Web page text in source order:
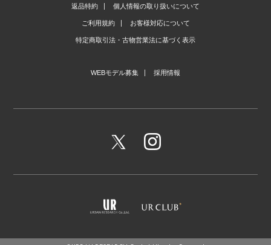
返品特約 個人情報の取り扱いについて
ご利用規約 お客様対応について
特定商取引法・古物営業法に基づく表示
WEBモデル募集 採用情報